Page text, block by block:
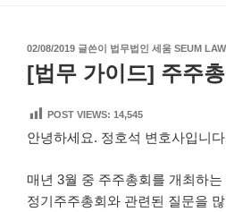
작
성
02/08/2019 글쓴이 법무법인 세움 SEUM LAW
[법무 가이드] 주주
POST VIEWS: 14,545
안녕하세요. 정호석 변호사입니
매년 3월 중 주주총회를 개최하
정기주주총회와 관련된 질문을